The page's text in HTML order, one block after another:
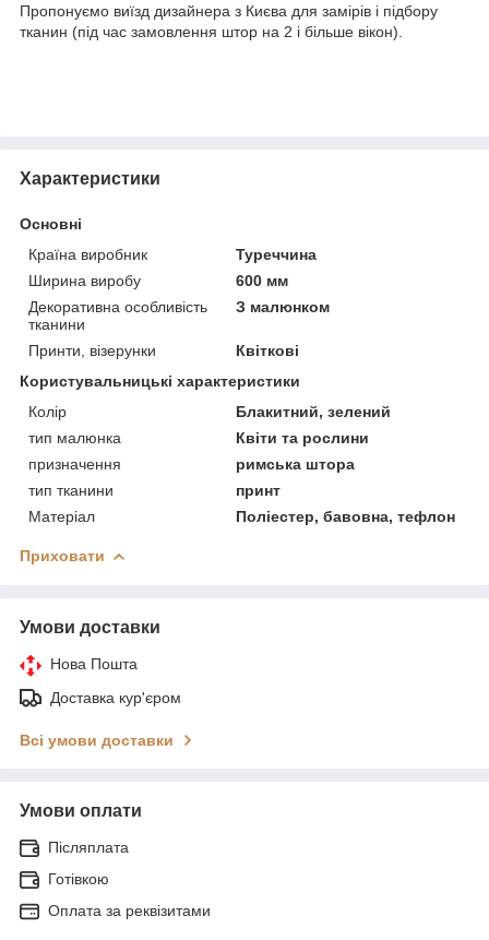
Пропонуємо виїзд дизайнера з Києва для замірів і підбору
тканин (під час замовлення штор на 2 і більше вікон).
Характеристики
Основні
Країна виробник
Туреччина
Ширина виробу
600 мм
Декоративна особливість
тканини
З малюнком
Принти, візерунки
Квіткові
Користувальницькі характеристики
Колір
Блакитний, зелений
тип малюнка
Квіти та рослини
призначення
римська штора
тип тканини
принт
Матеріал
Поліестер, бавовна, тефлон
Приховати
Умови доставки
Нова Пошта
Доставка кур'єром
Всі умови доставки
Умови оплати
Післяплата
Готівкою
Оплата за реквізитами